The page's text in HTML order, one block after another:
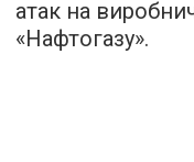
атак на
«Нафтогазу».